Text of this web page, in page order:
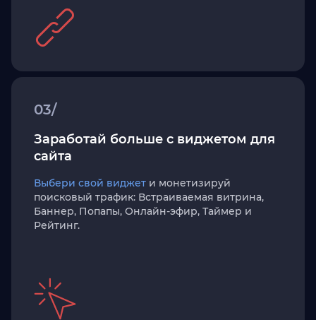
03/
Заработай больше с виджетом для
сайта
Выбери свой виджет и монетизируй
поисковый трафик: Встраиваемая витрина,
Баннер, Попапы, Онлайн-эфир, Таймер и
Рейтинг.